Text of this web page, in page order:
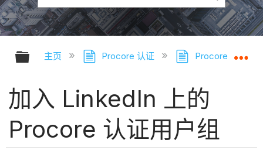
扩展/隐缩全局层次
主页 Procore 认证 Procore 认证 -
加入 LinkedIn 上的
Procore 认证用户组